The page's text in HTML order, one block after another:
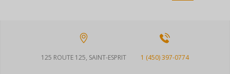
125 ROUTE 125, SAINT-ESPRIT 1 (450) 397-0774